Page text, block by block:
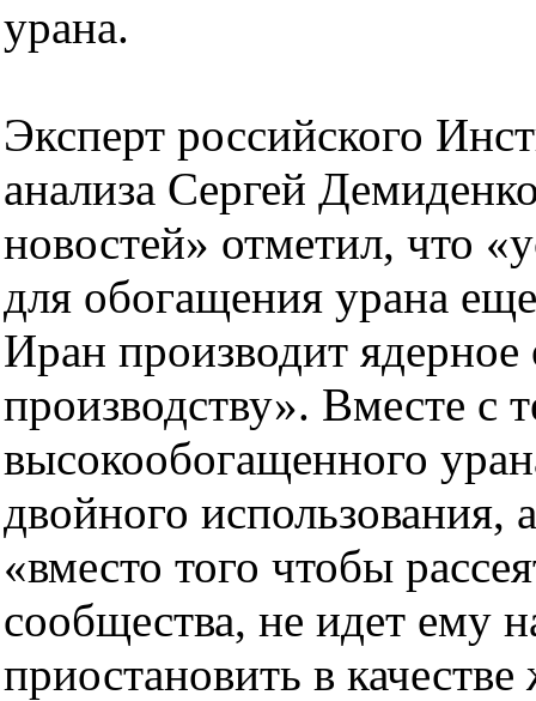
урана.
Эксперт российского
анализа Сергей
новостей» отметил, что
для обогащения урана
Иран производит ядерное
производству». Вместе с
высокообогащенного
двойного использования,
«вместо того чтобы
сообщества, не идет ему
приостановить в